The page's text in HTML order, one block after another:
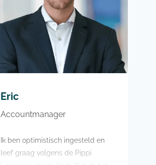
Eric
Accountmanager
Ik ben optimistisch ingesteld en
leef graag volgens de Pippi